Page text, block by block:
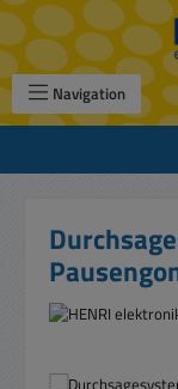
Zum Hauptinhalt springen
Navigation